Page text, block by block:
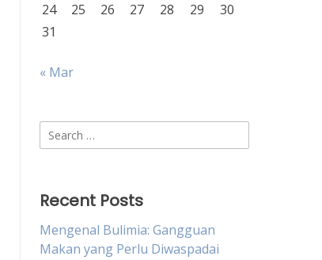
24
25 26 27 28 29
30
31
« Mar
Search
for:
Recent Posts
Mengenal Bulimia: Gangguan
Makan yang Perlu Diwaspadai